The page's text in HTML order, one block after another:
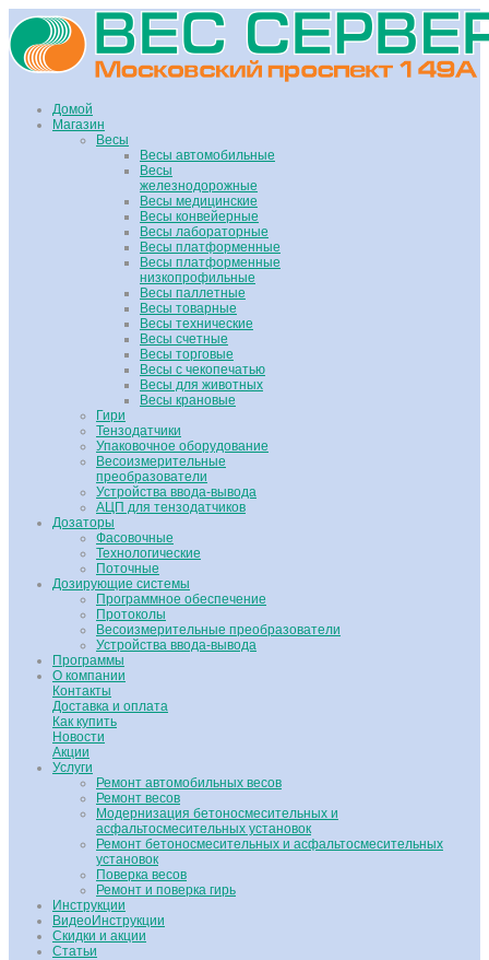
Домой
Магазин
Весы
Весы автомобильные
Весы
железнодорожные
Весы медицинские
Весы конвейерные
Весы лабораторные
Весы платформенные
Весы платформенные
низкопрофильные
Весы паллетные
Весы товарные
Весы технические
Весы счетные
Весы торговые
Весы с чекопечатью
Весы для животных
Весы крановые
Гири
Тензодатчики
Упаковочное оборудование
Весоизмерительные
преобразователи
Устройства ввода-вывода
АЦП для тензодатчиков
Дозаторы
Фасовочные
Технологические
Поточные
Дозирующие системы
Программное обеспечение
Протоколы
Весоизмерительные преобразователи
Устройства ввода-вывода
Программы
О компании
Контакты
Доставка и оплата
Как купить
Новости
Акции
Услуги
Ремонт автомобильных весов
Ремонт весов
Модернизация бетоносмесительных и
асфальтосмесительных установок
Ремонт бетоносмесительных и асфальтосмесительных
установок
Поверка весов
Ремонт и поверка гирь
Инструкции
ВидеоИнструкции
Скидки и акции
Статьи